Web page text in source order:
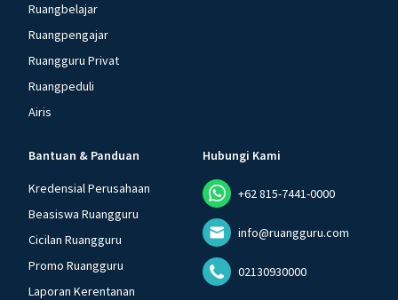
Ruangbelajar
Ruangpengajar
Ruangguru Privat
Ruangpeduli
Airis
Bantuan & Panduan
Kredensial Perusahaan
Beasiswa Ruangguru
Cicilan Ruangguru
Promo Ruangguru
Laporan Kerentanan
Hubungi Kami
+62 815-7441-0000
info@ruangguru.com
02130930000